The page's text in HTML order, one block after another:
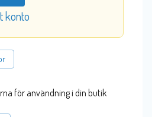
konto
för användning i din butik